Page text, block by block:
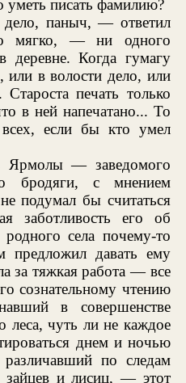
писать фамилию?
паныч, — ответил
мягко, — ни одного
деревне. Когда гумагу
или в волости дело, или
печать только
в ней напечатано... То
если бы кто умел
Ярмолы — заведомого
бродяги, с мнением
подумал бы считаться
заботливость его об
села почему-то
предложил давать ему
за тяжкая работа — все
сознательному чтению
в совершенстве
леса, чуть ли не каждое
днем и ночью
по следам
зайцев и лисиц, — этот